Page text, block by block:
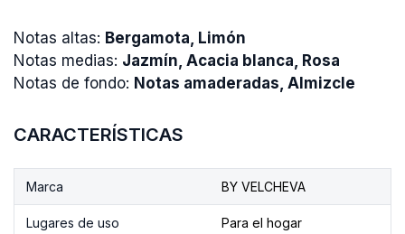
Notas altas: Bergamota, Limón
Notas medias: Jazmín, Acacia blanca, Rosa
Notas de fondo: Notas amaderadas, Almizcle
CARACTERÍSTICAS
Marca BY VELCHEVA
Lugares de uso Para el hogar